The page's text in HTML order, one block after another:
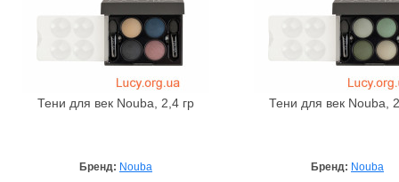
Тени для век Nouba, 2,4 гр
Бренд: Nouba
Тени для век Nouba,
Бренд: Nouba